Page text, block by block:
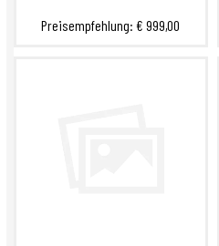
Preisempfehlung:€ 999,00